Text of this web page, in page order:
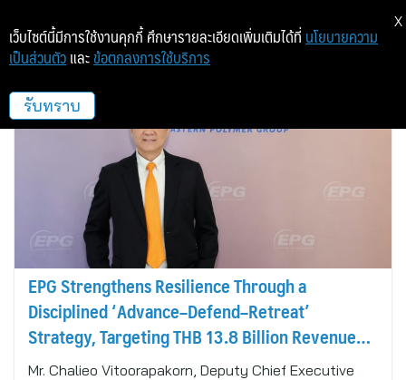
worklink
EPG Strengthens Resilience Through a
Disciplined ‘Advance–Defend–Retreat’
Strategy, Targeting THB 13.8 Billion Revenue
with a Focus on Sustainable Profitability
Mr. Chalieo Vitoorapakorn, Deputy Chief Executive
เว็บไซต์นี้มีการใช้งานคุกกี้ ศึกษารายละเอียดเพิ่มเติมได้ที่ นโยบายความ
เป็นส่วนตัว และ ข้อตกลงการใช้บริการ
รับทราบ
X